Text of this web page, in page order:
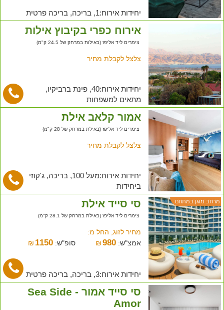
יחידות אירוח:1, בריכה, בריכה פרטית
אירוח כפרי בקיבוץ אילות
צימרים ליד אליפז (באילות במרחק של 24.5 ק"מ)
צלצל לקבלת מחיר
יחידות אירוח:40, פינת ברביקיו,
מתאים למשפחות
אמור קלאב אילת
צימרים ליד אליפז (באילת במרחק של 28 ק"מ)
צלצל לקבלת מחיר
יחידות אירוח:מעל 100, בריכה, ג'קוזי
ביחידות
מרחב מוגן במתחם סי סייד אילת
צימרים ליד אליפז (באילת במרחק של 28.1 ק"מ)
מחיר לזוג, החל מ:
אמצ"ש:
₪980 סופ"ש: ₪ 1150
יחידות אירוח:3, בריכה, בריכה פרטית
סי סייד אמור - Sea Side
Amor